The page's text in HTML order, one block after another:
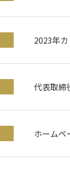
2023年
代表取締
ホームペ